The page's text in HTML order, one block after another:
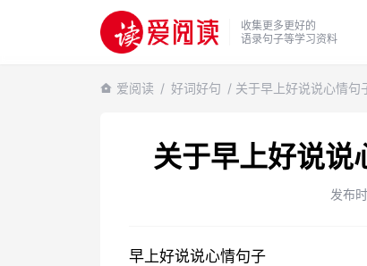
收集更多更好的
语录句子等学习资料
爱阅读 / 好词好句 / 关于早上好说说心情句
关于早上好说说
发布
早上好说说心情句子